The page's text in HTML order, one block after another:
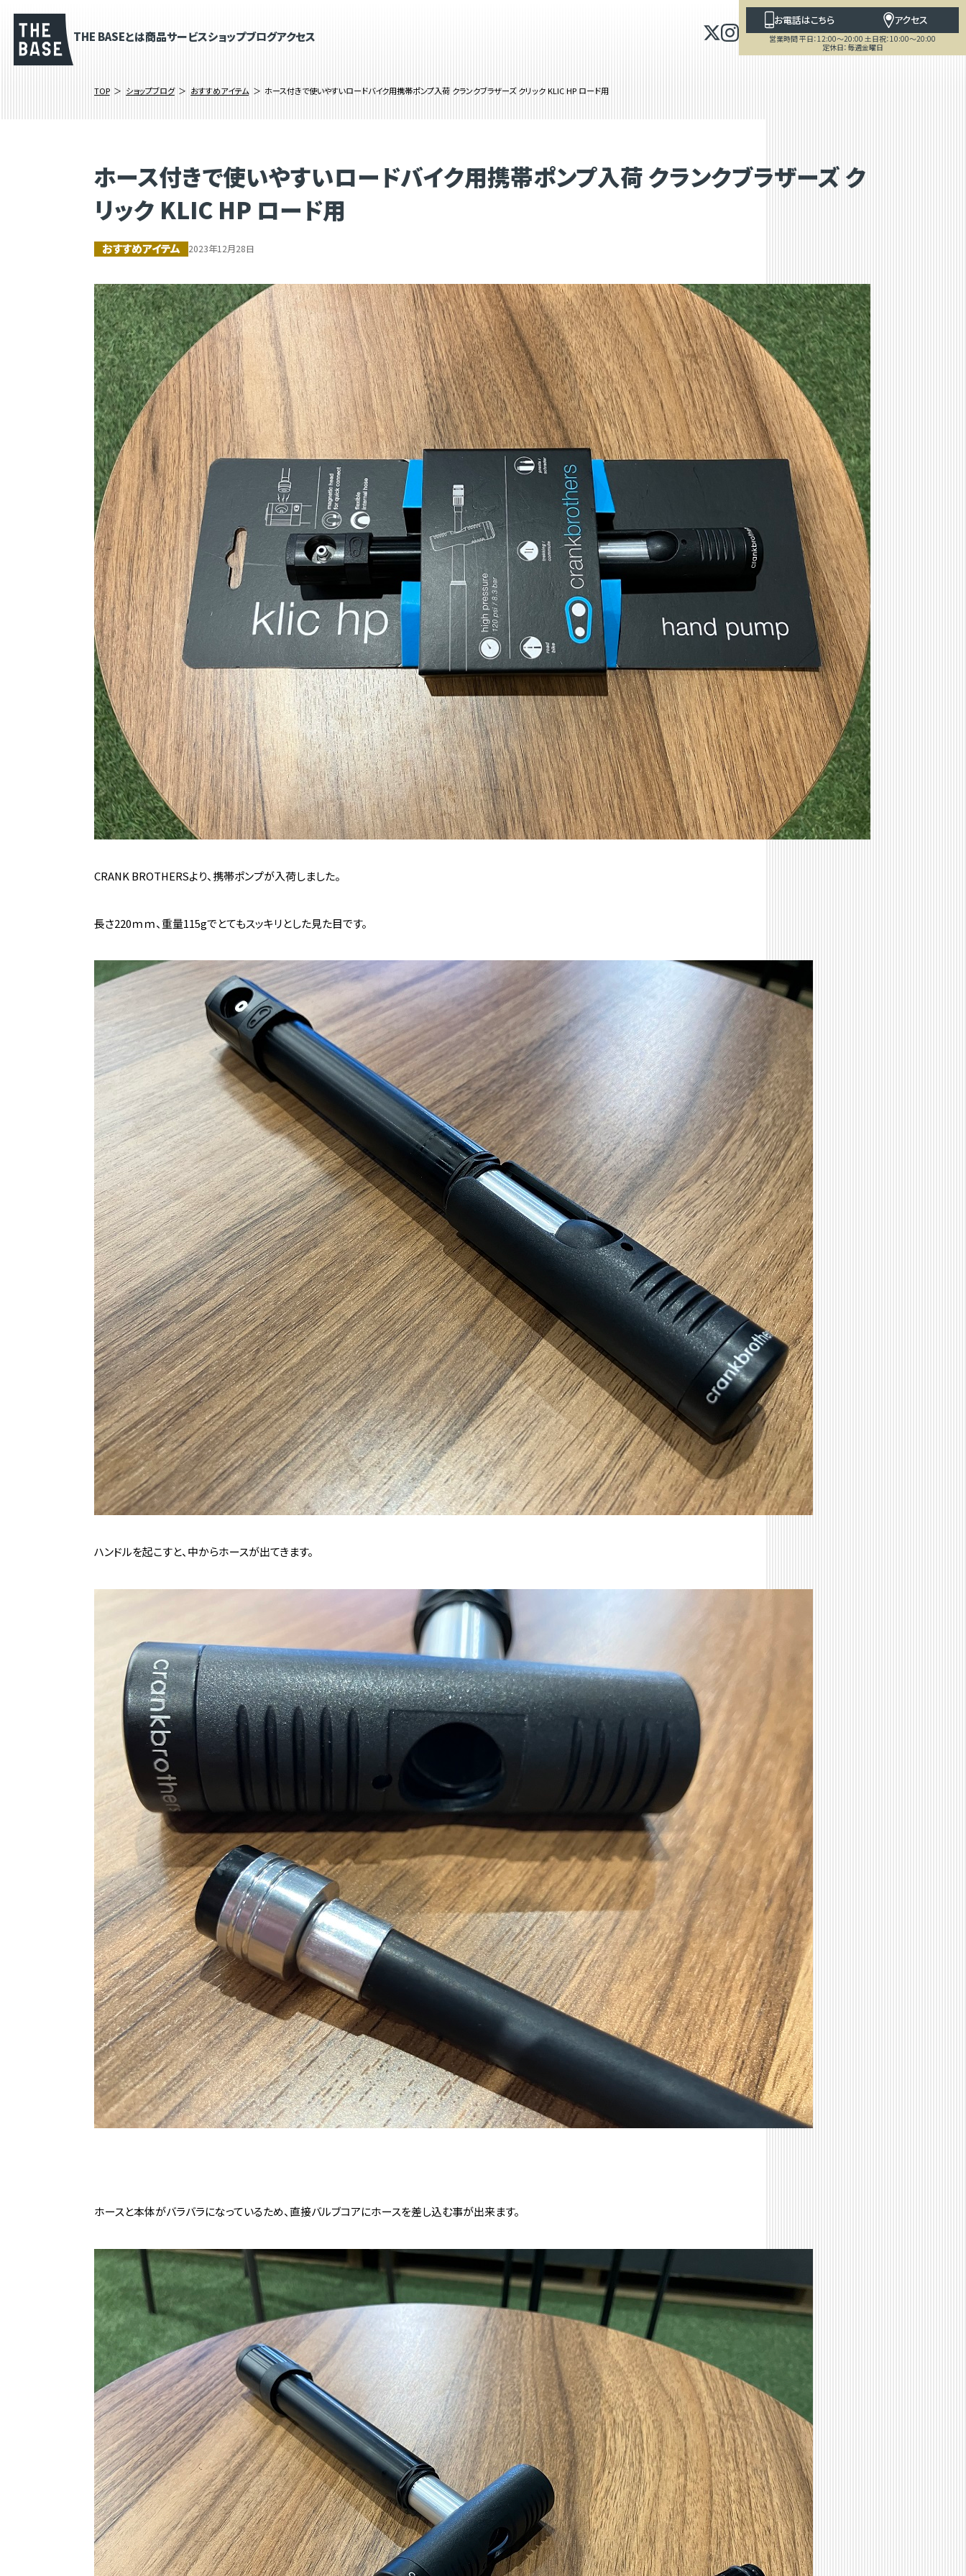
THE BASEとは商品サービスショップブログアクセス
お電話はこちら アクセス
営業時間 平日：12:00～20:00 土日祝：10:00～20:00
定休日：毎週金曜日
TOP ショップブログ おすすめアイテム ホース付きで使いやすいロードバイク用携帯ポンプ入荷 クランクブラザーズ クリック KLIC HP ロード用
ホース付きで使いやすいロードバイク用携帯ポンプ入荷 クランクブラザーズ ク
リック KLIC HP ロード用
おすすめアイテム 2023年12月28日
CRANK BROTHERSより、携帯ポンプが入荷しました。
長さ220ｍｍ、重量115gでとてもスッキリとした見た目です。
ハンドルを起こすと、中からホースが出てきます。
ホースと本体がバラバラになっているため、直接バルブコアにホースを差し込む事が出来ます。